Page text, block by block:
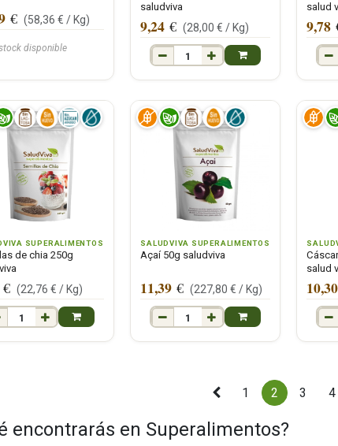
disponible
€ (58,36 € / Kg)
saludviva
9,24 € (28,00 € / Kg)
salud
9,78
SUPERALIMENTOS
de chia 250g
€ (22,76 € / Kg)
SALUDVIVA SUPERALIMENTOS
Açaí 50g saludviva
11,39 € (227,80 € / Kg)
salud
10,30
1 2 3 4
encontrarás en Superalimentos?